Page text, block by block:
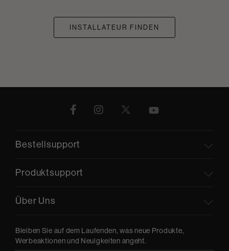
INSTALLATEUR FINDEN
Bestellsupport
Produktsupport
Über Uns
Bleiben Sie auf dem Laufenden, was neue Produkte,
Werbeaktionen und Neuigkeiten angeht.